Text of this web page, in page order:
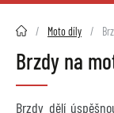
2HMOTO.cz Moto díly
Brzdy na
Brzdy dělí